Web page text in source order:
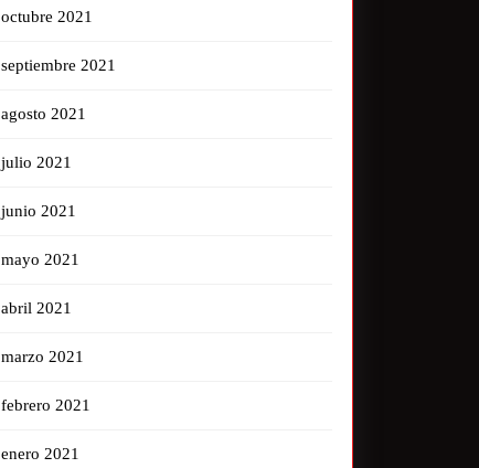
octubre 2021
septiembre 2021
agosto 2021
julio 2021
junio 2021
mayo 2021
abril 2021
marzo 2021
febrero 2021
enero 2021